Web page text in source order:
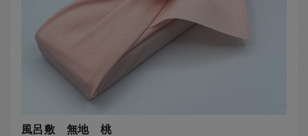
風呂敷 無地 桃